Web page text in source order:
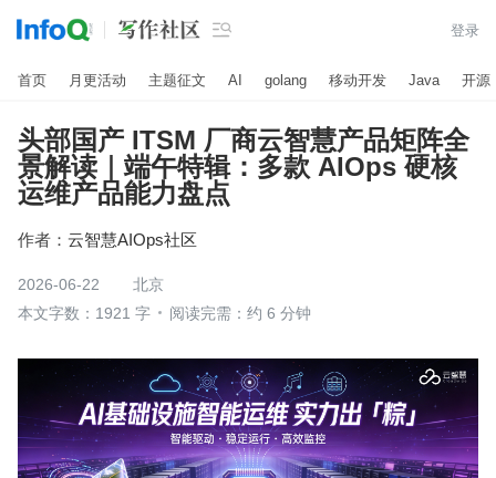
 登录
首页 月更活动 主题征文 AI golang 移动开发 Java 开源
头部国产 ITSM 厂商云智慧产品矩阵全
景解读｜端午特辑：多款 AIOps 硬核
运维产品能力盘点
作者： 云智慧AIOps社区
2026-06-22
北京
本文字数：1921 字
阅读完需：约 6 分钟